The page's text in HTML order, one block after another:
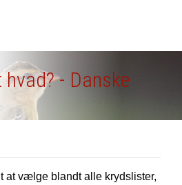
- Danske
at vælge blandt alle krydslister,